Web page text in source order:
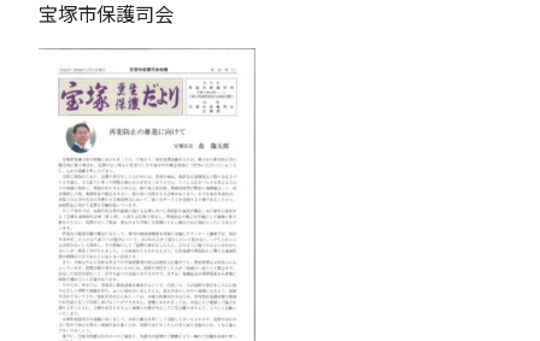
宝塚市保護司会